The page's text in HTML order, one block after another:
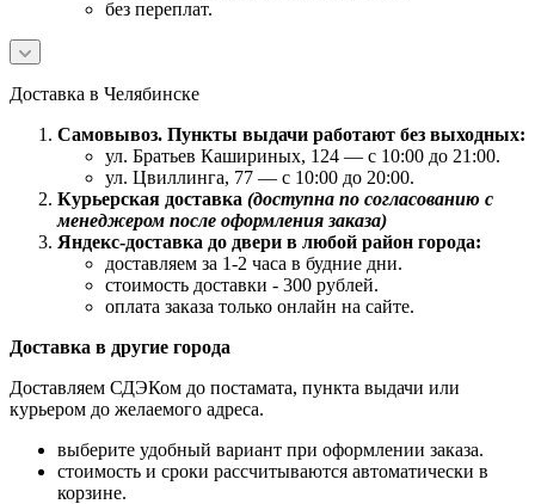
без переплат.
Доставка в Челябинске
Самовывоз. Пункты выдачи работают без выходных:
ул. Братьев Кашириных, 124 — с 10:00 до 21:00.
ул. Цвиллинга, 77 — с 10:00 до 20:00.
Курьерская доставка (доступна по согласованию с
менеджером после оформления заказа)
Яндекс-доставка до двери в любой район города:
доставляем за 1-2 часа в будние дни.
стоимость доставки - 300 рублей.
оплата заказа только онлайн на сайте.
Доставка в другие города
Доставляем СДЭКом до постамата, пункта выдачи или
курьером до желаемого адреса.
выберите удобный вариант при оформлении заказа.
стоимость и сроки рассчитываются автоматически в
корзине.